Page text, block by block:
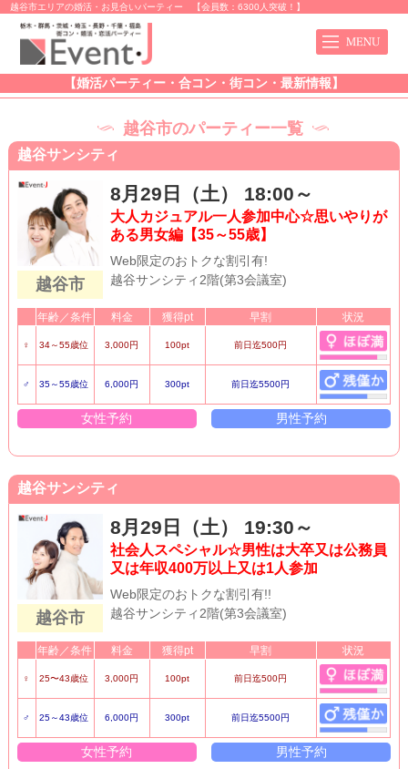
越谷市エリアの婚活・お見合いパーティー 【会員数：6300人突破！】
【婚活パーティー・合コン・街コン・最新情報】
越谷市のパーティー一覧
越谷サンシティ
越谷市
8月29日（土） 18:00～
大人カジュアル一人参加中心☆思いやりが
ある男女編【35～55歳】
Web限定のおトクな割引有!
越谷サンシティ2階(第3会議室)
年齢／条件 料金 獲得pt 早割 状況
♀ 34～55歳位 3,000円 100pt 前日迄500円
♂ 35～55歳位 6,000円 300pt 前日迄5500円
女性予約 男性予約
越谷サンシティ
越谷市
8月29日（土） 19:30～
社会人スペシャル☆男性は大卒又は公務員
又は年収400万以上又は1人参加
Web限定のおトクな割引有!!
越谷サンシティ2階(第3会議室)
年齢／条件 料金 獲得pt 早割 状況
♀ 25〜43歳位 3,000円 100pt 前日迄500円
♂ 25～43歳位 6,000円 300pt 前日迄5500円
女性予約 男性予約